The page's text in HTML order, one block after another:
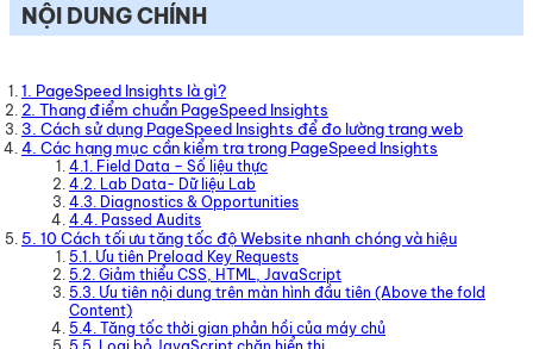
NỘI DUNG CHÍNH
1. PageSpeed Insights là gì?
2. Thang điểm chuẩn PageSpeed Insights
3. Cách sử dụng PageSpeed Insights để đo lường trang web
4. Các hạng mục cần kiểm tra trong PageSpeed Insights
4.1. Field Data – Số liệu thực
4.2. Lab Data- Dữ liệu Lab
4.3. Diagnostics & Opportunities
4.4. Passed Audits
5. 10 Cách tối ưu tăng tốc độ Website nhanh chóng và hiệu
5.1. Ưu tiên Preload Key Requests
5.2. Giảm thiểu CSS, HTML, JavaScript
5.3. Ưu tiên nội dung trên màn hình đầu tiên (Above the fold
Content)
5.4. Tăng tốc thời gian phản hồi của máy chủ